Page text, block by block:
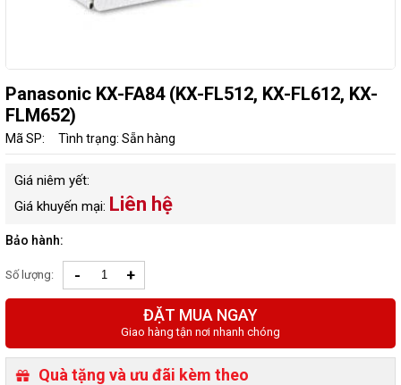
Panasonic KX-FA84 (KX-FL512, KX-FL612, KX-
FLM652)
Mã SP: Tình trạng: Sẵn hàng
Giá niêm yết:
Giá khuyến mại: Liên hệ
Bảo hành:
Số lượng: - +
ĐẶT MUA NGAY
Giao hàng tận nơi nhanh chóng
Quà tặng và ưu đãi kèm theo